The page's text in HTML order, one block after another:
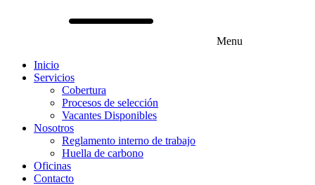
Menu
Inicio
Servicios
Cobertura
Procesos de selección
Vacantes Disponibles
Nosotros
Reglamento interno de trabajo
Huella de carbono
Oficinas
Contacto